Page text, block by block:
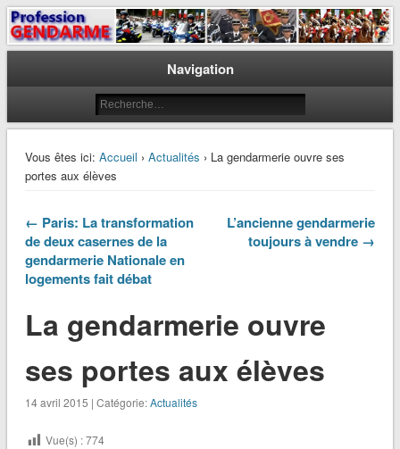
Profession Gendarme
Le journal des gendarmes
Navigation
Vous êtes ici: Accueil › Actualités › La gendarmerie ouvre ses
portes aux élèves
← Paris: La transformation
de deux casernes de la
gendarmerie Nationale en
logements fait débat
L’ancienne gendarmerie
toujours à vendre →
La gendarmerie ouvre
ses portes aux élèves
14 avril 2015 | Catégorie:Actualités
Vue(s) :774